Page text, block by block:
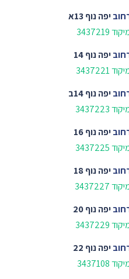
יפה נוף 13א
3437219
יפה נוף 14
3437221
יפה נוף 14ב
3437223
יפה נוף 16
3437225
יפה נוף 18
3437227
יפה נוף 20
3437229
יפה נוף 22
3437108